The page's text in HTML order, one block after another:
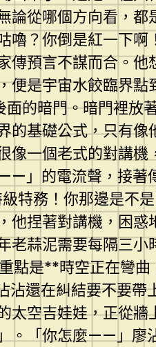
從哪個方向看，
？你倒是紅一下啊
預言不謀而合。
是宇宙水餃臨界
的暗門。暗門裡放
基礎公式，只有
一個老式的對講
」的電流聲，接著
特務！你那邊是不
捏著對講機，困惑
蒜泥需要每隔三
點是**時空正在彎
還在糾結要不要帶
空吉娃娃，正從
。「你怎麼——」